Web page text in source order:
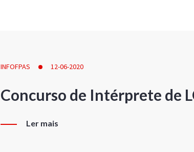
INFOFPAS 12-06-2020
Concurso de Intérprete de
Ler mais